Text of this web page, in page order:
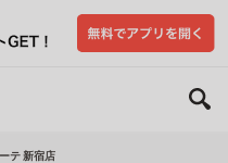
テ 新宿店